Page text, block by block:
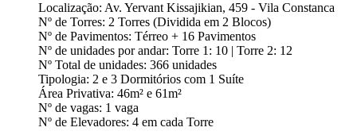
Localização: Av. Yervant Kissajikian, 459 - Vila Constanca
Nº de Torres: 2 Torres (Dividida em 2 Blocos)
Nº de Pavimentos: Térreo + 16 Pavimentos
Nº de unidades por andar: Torre 1: 10 | Torre 2: 12
Nº Total de unidades: 366 unidades
Tipologia: 2 e 3 Dormitórios com 1 Suíte
Área Privativa: 46m² e 61m²
Nº de vagas: 1 vaga
Nº de Elevadores: 4 em cada Torre